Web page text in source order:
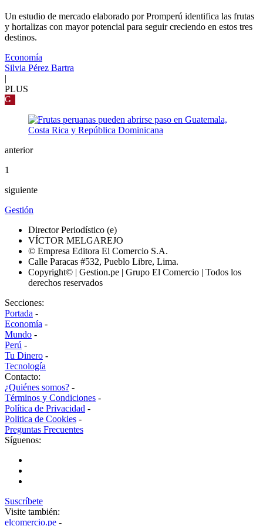
Un estudio de mercado elaborado por Promperú identifica las frutas
y hortalizas con mayor potencial para seguir creciendo en estos tres
destinos.
Economía
Silvia Pérez Bartra
|
PLUS
G
anterior
1
siguiente
Gestión
Director Periodístico (e)
VÍCTOR MELGAREJO
© Empresa Editora El Comercio S.A.
Calle Paracas #532, Pueblo Libre, Lima.
Copyright© | Gestion.pe | Grupo El Comercio | Todos los
derechos reservados
Secciones:
Portada -
Economía -
Mundo -
Perú -
Tu Dinero -
Tecnología
Contacto:
¿Quiénes somos? -
Términos y Condiciones -
Política de Privacidad -
Politica de Cookies -
Preguntas Frecuentes
Síguenos:
Suscríbete
Visite también:
elcomercio.pe -